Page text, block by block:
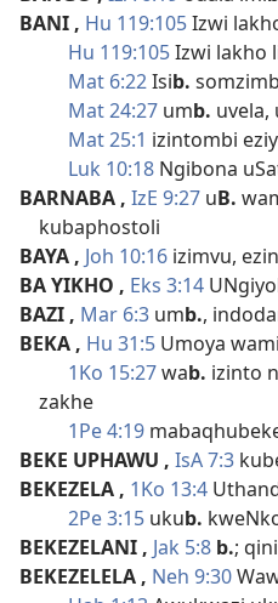
BANI , Hu 119:105Izwi
Hu 119:105Izwi lakho
Mat 6:22Isib.
Mat 24:27 umb. uvela,
Mat 25:1 izintombi
Luk 10:18 Ngibona
BARNABA , IzE 9:27 uB.
kubaphostoli
BAYA , Joh 10:16 izimvu,
BA YIKHO , Eks 3:14 UNgiyo
BAZI , Mar 6:3 umb.,
BEKA , Hu 31:5 Umoya
1Ko 15:27wab. izinto
zakhe
1Pe 4:19
BEKE UPHAWU , IsA 7:3
BEKEZELA , 1Ko 13:4
2Pe 3:15 ukub.
BEKEZELANI , Jak 5:8 b.;
BEKEZELELA , Neh 9:30